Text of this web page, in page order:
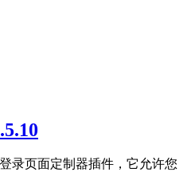
录页面定制器插件，它允许您